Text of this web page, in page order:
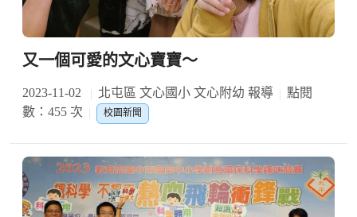
又一個可愛的文心寶寶～
2023-11-02 北屯區 文心國小 文心附幼 報導
點閱
數：455 次
校園新聞